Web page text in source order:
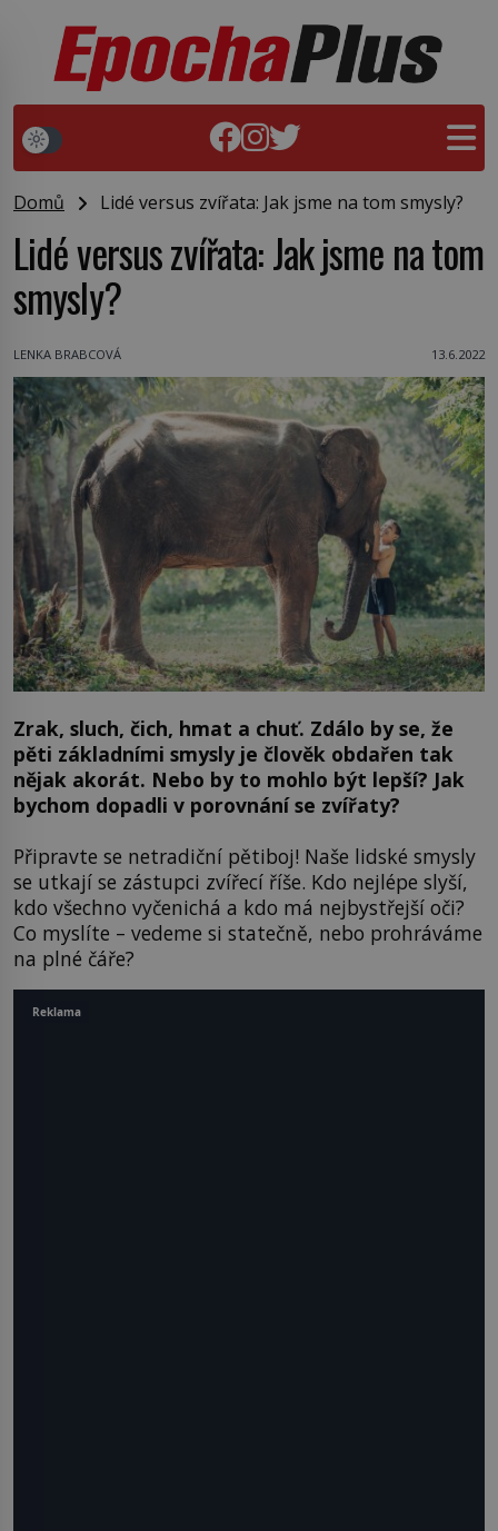
Domů Lidé versus zvířata: Jak jsme na tom smysly?
Lidé versus zvířata: Jak jsme na tom
smysly?
LENKA BRABCOVÁ 13.6.2022
Zrak, sluch, čich, hmat a chuť. Zdálo by se, že
pěti základními smysly je člověk obdařen tak
nějak akorát. Nebo by to mohlo být lepší? Jak
bychom dopadli v porovnání se zvířaty?
Připravte se netradiční pětiboj! Naše lidské smysly
se utkají se zástupci zvířecí říše. Kdo nejlépe slyší,
kdo všechno vyčenichá a kdo má nejbystřejší oči?
Co myslíte – vedeme si statečně, nebo prohráváme
na plné čáře?
Reklama